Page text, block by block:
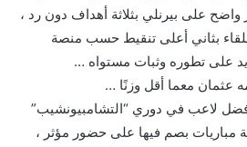
واضح على بيرنلي بثلاثة أهداف دون رد ،
بثاني أعلى تنقيط حسب منصة
عثمان معما أقل وزنًا …
لاعب في دوري “التشامبيونشيب”
مباريات بصم فيها على حضور مؤثر ،